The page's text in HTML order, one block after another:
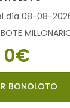
día 08-08-
0€
BONOLOTO